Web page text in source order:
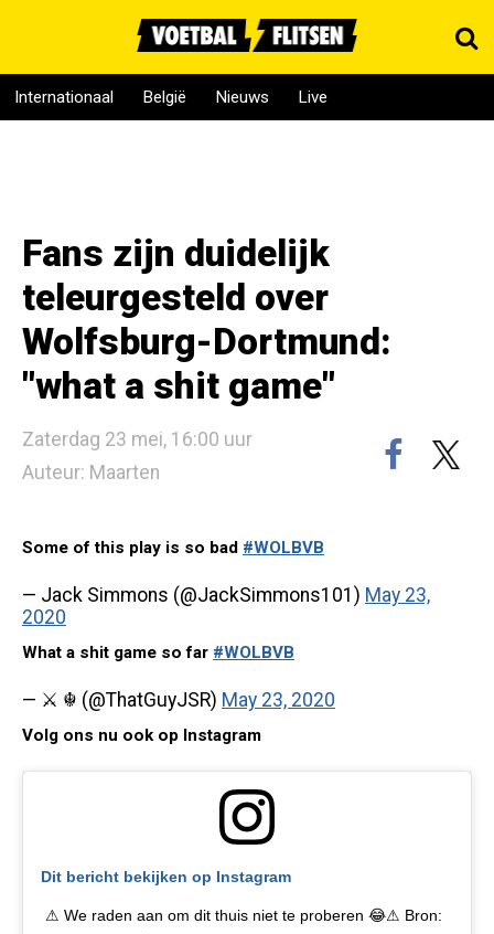
Internationaal België Nieuws Live
Fans zijn duidelijk
teleurgesteld over
Wolfsburg-Dortmund:
"what a shit game"
Zaterdag 23 mei, 16:00 uur
Auteur: Maarten
Some of this play is so bad #WOLBVB
— Jack Simmons (@JackSimmons101) May 23,
2020
What a shit game so far #WOLBVB
— ⚔️ ☬ (@ThatGuyJSR) May 23, 2020
Volg ons nu ook op Instagram
Dit bericht bekijken op Instagram
⚠ We raden aan om dit thuis niet te proberen 😂⚠ Bron: